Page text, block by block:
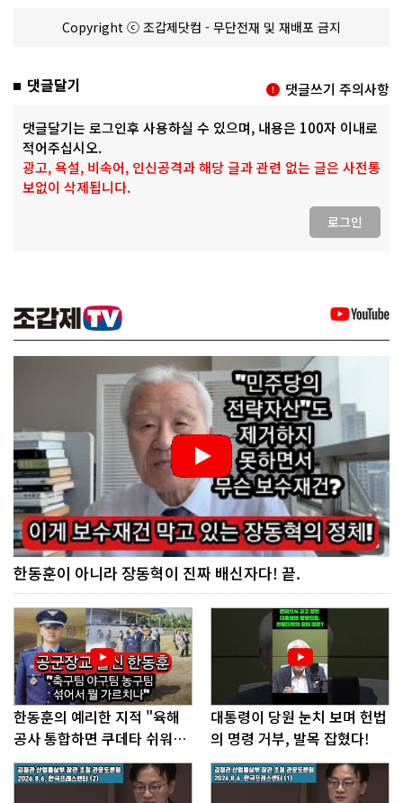
Copyright ⓒ 조갑제닷컴 - 무단전재 및 재배포 금지
댓글달기 댓글쓰기 주의사항
댓글달기는 로그인후 사용하실 수 있으며, 내용은 100자 이내로
적어주십시오.
광고, 욕설, 비속어, 인신공격과 해당 글과 관련 없는 글은 사전통
보없이 삭제됩니다.
로그인
한동훈이 아니라 장동혁이 진짜 배신자다! 끝.
한동훈의 예리한 지적 "육해
공사 통합하면 쿠데타 쉬워진
다"
대통령이 당원 눈치 보며 헌법
의 명령 거부, 발목 잡혔다!